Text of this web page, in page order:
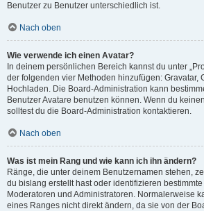
Benutzer zu Benutzer unterschiedlich ist.
Nach oben
Wie verwende ich einen Avatar?
In deinem persönlichen Bereich kannst du unter
der folgenden vier Methoden hinzufügen: Gravatar,
Hochladen. Die Board-Administration kann
Benutzer Avatare benutzen können. Wenn du
solltest du die Board-Administration kontaktieren.
Nach oben
Was ist mein Rang und wie kann ich ihn ändern?
Ränge, die unter deinem Benutzernamen stehen,
du bislang erstellt hast oder identifizieren
Moderatoren und Administratoren. Normalerweise
eines Ranges nicht direkt ändern, da sie von der